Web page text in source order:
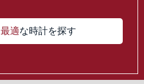
最適な時計を探す